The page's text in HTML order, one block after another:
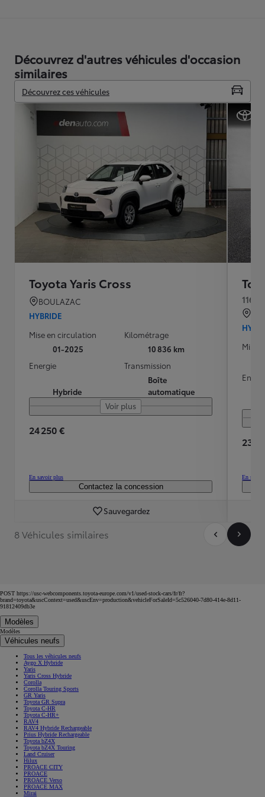
Découvrez d'autres véhicules d'occasion
similaires
Découvrez ces véhicules
Toyota Yaris Cross
BOULAZAC
HYBRIDE
Mise en circulation
01-2025
Kilométrage
10 836 km
Energie
Hybride
Transmission
Boîte
automatique
Voir plus
24 250 €
En savoir plus
Contactez la concession
Sauvegardez
116h
Mise
23
En
8 Véhicules similaires
POST https://usc-webcomponents.toyota-europe.com/v1/used-stock-cars/fr/fr?
brand=toyota&uscContext=used&uscEnv=production&vehicleForSaleId=5c526040-7d80-414e-8d11-
91812409db3e
Modèles
Modèles
Véhicules neufs
Tous les véhicules neufs
Aygo X Hybride
Yaris
Yaris Cross Hybride
Corolla
Corolla Touring Sports
GR Yaris
Toyota GR Supra
Toyota C-HR
Toyota C-HR+
RAV4
RAV4 Hybride Rechargeable
Prius Hybride Rechargeable
Toyota bZ4X
Toyota bZ4X Touring
Land Cruiser
Hilux
PROACE CITY
PROACE
PROACE Verso
PROACE MAX
Mirai